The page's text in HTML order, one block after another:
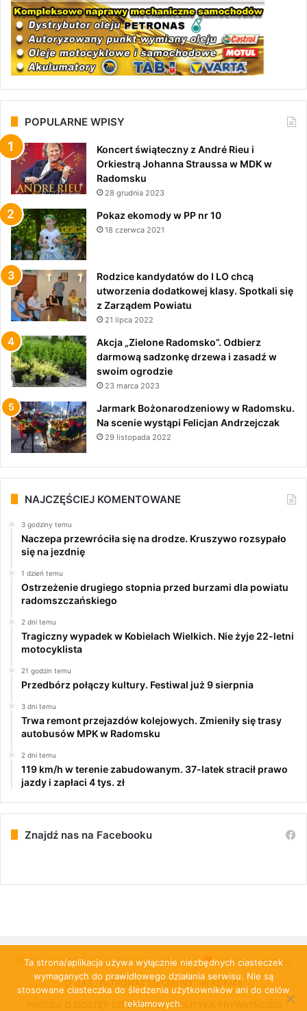
POPULARNE WPISY
Koncert świąteczny z André Rieu i
Orkiestrą Johanna Straussa w MDK w
Radomsku
28 grudnia 2023
Pokaz ekomody w PP nr 10
18 czerwca 2021
Rodzice kandydatów do I LO chcą
utworzenia dodatkowej klasy. Spotkali się
z Zarządem Powiatu
21 lipca 2022
Akcja „Zielone Radomsko”. Odbierz
darmową sadzonkę drzewa i zasadź w
swoim ogrodzie
23 marca 2023
Jarmark Bożonarodzeniowy w Radomsku.
Na scenie wystąpi Felicjan Andrzejczak
29 listopada 2022
NAJCZĘŚCIEJ KOMENTOWANE
3 godziny temu
Naczepa przewróciła się na drodze. Kruszywo rozsypało
się na jezdnię
1 dzień temu
Ostrzeżenie drugiego stopnia przed burzami dla powiatu
radomszczańskiego
2 dni temu
Tragiczny wypadek w Kobielach Wielkich. Nie żyje 22-letni
motocyklista
21 godzin temu
Przedbórz połączy kultury. Festiwal już 9 sierpnia
3 dni temu
Trwa remont przejazdów kolejowych. Zmieniły się trasy
autobusów MPK w Radomsku
2 dni temu
119 km/h w terenie zabudowanym. 37-latek stracił prawo
jazdy i zapłaci 4 tys. zł
Znajdź nas na Facebooku
© Copyright 2026, All Rights Reserved | PulsRadomska.pl
O NAS PATRONAT MEDIALNY
REKLAMA
PROŚBA O DOSTĘP DO DANYCH
POLITYKA PRYWATNOŚCI
Ta strona/aplikacja używa wyłącznie niezbędnych ciasteczek
wymaganych do prawidłowego działania serwisu. Nie są
stosowane ciasteczka do śledzenia użytkowników ani do celów
reklamowych.